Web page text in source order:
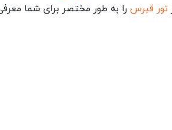
تور قبرس را به طور مختصر برای شما